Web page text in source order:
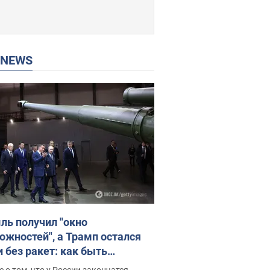
NEWS
получил "окно
а Трамп остался
без ракет: как быть
Интервью с Мельником